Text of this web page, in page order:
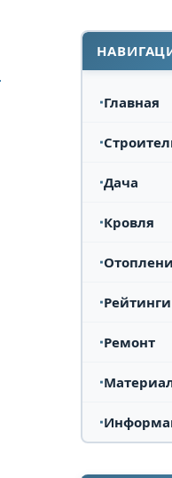
Главная
Дача
Кровля
Ремонт